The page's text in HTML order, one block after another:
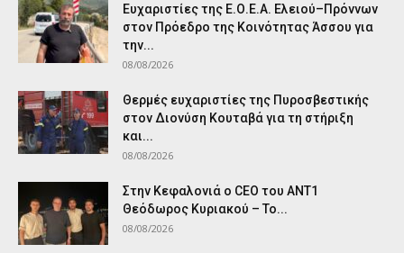
Ευχαριστίες της Ε.Ο.Ε.Α. Ελειού–Πρόννων
στον Πρόεδρο της Κοινότητας Άσσου για
την...
08/08/2026
Θερμές ευχαριστίες της Πυροσβεστικής
στον Διονύση Κουταβά για τη στήριξη
και...
08/08/2026
Στην Κεφαλονιά ο CEO του ANT1
Θεόδωρος Κυριακού – Το...
08/08/2026